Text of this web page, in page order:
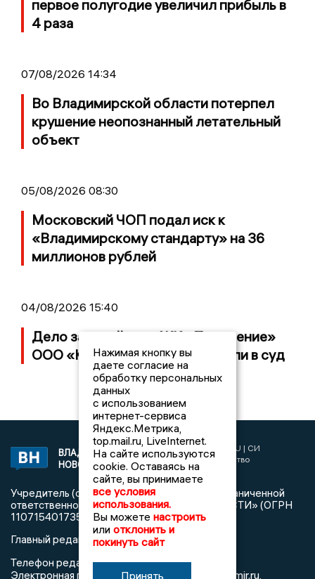
первое полугодие увеличил прибыль в
4 раза
07/08/2026 14:34
Во Владимирской области потерпел
крушение неопознанный летательный
объект
05/08/2026 08:30
Московский ЧОП подал иск к
«Владимирскому стандарту» на 36
миллионов рублей
04/08/2026 15:40
Дело застройщика ЖК «Поколение»
ООО «Капитал Строй» передали в суд
ВЛАДИМИРСКИЕ
НОВОСТИ
2017 © NEWSVLADIMIR.RU | СИ
«Информационное агентство
Владимирские новости»
Учредитель (соучредители): Общество с ограниченной
ответственностью «РЕГИОНАЛЬНЫЕ НОВОСТИ» (ОГРН
1107154017354)
Главный редактор: Мазов С. А.
Телефон редакции:8 (4922) 666916
Электронная почта редакции:info@newsvladimir.ru,
Нажимая кнопку вы
даете согласие на
обработку персональных
данных
с использованием
интернет-сервиса
Яндекс.Метрика,
top.mail.ru, LiveInternet.
На сайте используются
cookie. Оставаясь на
сайте, вы принимаете
все условия
использования.
Вы можете настроить
или отклонить и
покинуть сайт
Принять